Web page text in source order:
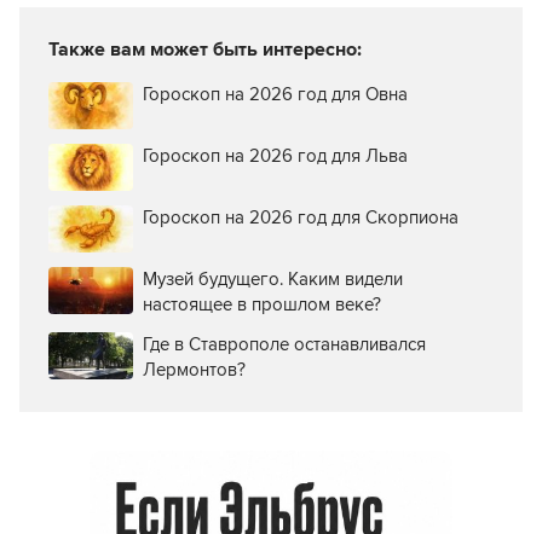
Также вам может быть интересно:
Гороскоп на 2026 год для Овна
Гороскоп на 2026 год для Льва
Гороскоп на 2026 год для Скорпиона
Музей будущего. Каким видели
настоящее в прошлом веке?
Где в Ставрополе останавливался
Лермонтов?